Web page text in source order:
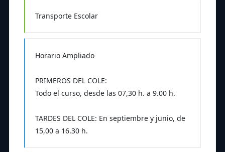
Transporte Escolar
Horario Ampliado
PRIMEROS DEL COLE:
Todo el curso, desde las 07,30 h. a 9.00 h.
TARDES DEL COLE: En septiembre y junio, de
15,00 a 16.30 h.